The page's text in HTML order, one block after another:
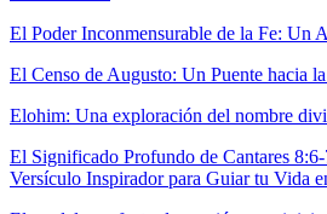
El Poder Inconmensurable de la Fe: Un
El Censo de Augusto: Un Puente hacia
Elohim: Una exploración del nombre
El Significado Profundo de Cantares
Versículo Inspirador para Guiar tu Vida